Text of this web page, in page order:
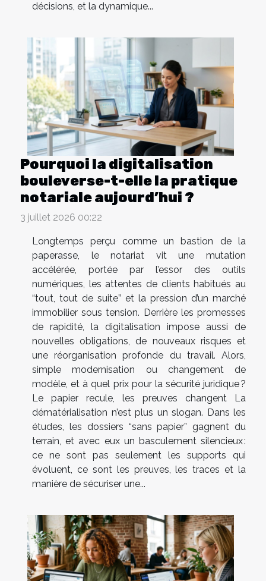
décisions, et la dynamique...
Pourquoi la digitalisation
bouleverse-t-elle la pratique
notariale aujourd’hui ?
3 juillet 2026 00:22
Longtemps perçu comme un bastion de la
paperasse, le notariat vit une mutation
accélérée, portée par l’essor des outils
numériques, les attentes de clients habitués au
“tout, tout de suite” et la pression d’un marché
immobilier sous tension. Derrière les promesses
de rapidité, la digitalisation impose aussi de
nouvelles obligations, de nouveaux risques et
une réorganisation profonde du travail. Alors,
simple modernisation ou changement de
modèle, et à quel prix pour la sécurité juridique ?
Le papier recule, les preuves changent La
dématérialisation n’est plus un slogan. Dans les
études, les dossiers “sans papier” gagnent du
terrain, et avec eux un basculement silencieux :
ce ne sont pas seulement les supports qui
évoluent, ce sont les preuves, les traces et la
manière de sécuriser une...